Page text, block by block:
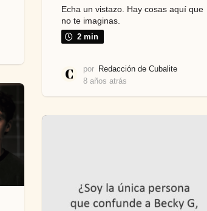
Echa un vistazo. Hay cosas aquí que
no te imaginas.
2 min
por Redacción de Cubalite
8 años atrás
s